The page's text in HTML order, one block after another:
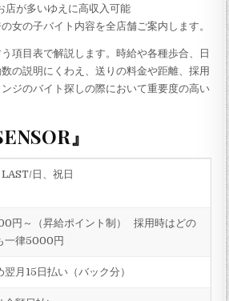
店が多いゆえに高収入可能
女の子バイト内容を全店舗ご案内します。
項目表で解説します。時給や各種歩合、日
の説明にくわえ、送りの料金や距離、採用
ジのバイト探しの際において重要度の高い
』
日、祝日
円～（昇給ポイント制） 採用時はどの
一律5000円
翌月15日払い（バック分）